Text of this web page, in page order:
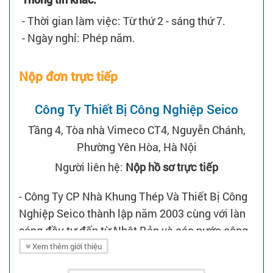
- Thời gian làm việc: Từ thứ 2 - sáng thứ 7.
- Ngày nghỉ: Phép năm.
Nộp đơn trực tiếp
Công Ty Thiết Bị Công Nghiệp Seico
Tầng 4, Tòa nhà Vimeco CT4, Nguyễn Chánh,
Phường Yên Hòa, Hà Nội
Người liên hệ: Nộp hồ sơ trực tiếp
- Công Ty CP Nhà Khung Thép Và Thiết Bị Công
Nghiệp Seico thành lập năm 2003 cùng với làn
sóng đầu tư đến từ Nhật Bản và các nước công
nghiệp phát triển.
Xem thêm giới thiệu